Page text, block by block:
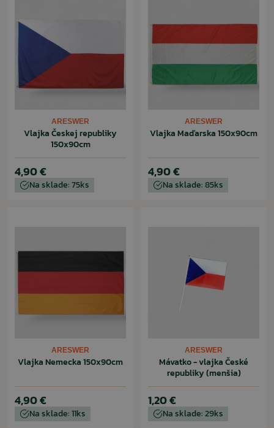
ARESWER
Vlajka Českej republiky
150x90cm
4,90 €
Na sklade: 75ks
ARESWER
Vlajka Maďarska 150x90cm
4,90 €
Na sklade: 85ks
ARESWER
Vlajka Nemecka 150x90cm
4,90 €
Na sklade: 11ks
ARESWER
Mávatko - vlajka České
republiky (menšia)
1,20 €
Na sklade: 29ks